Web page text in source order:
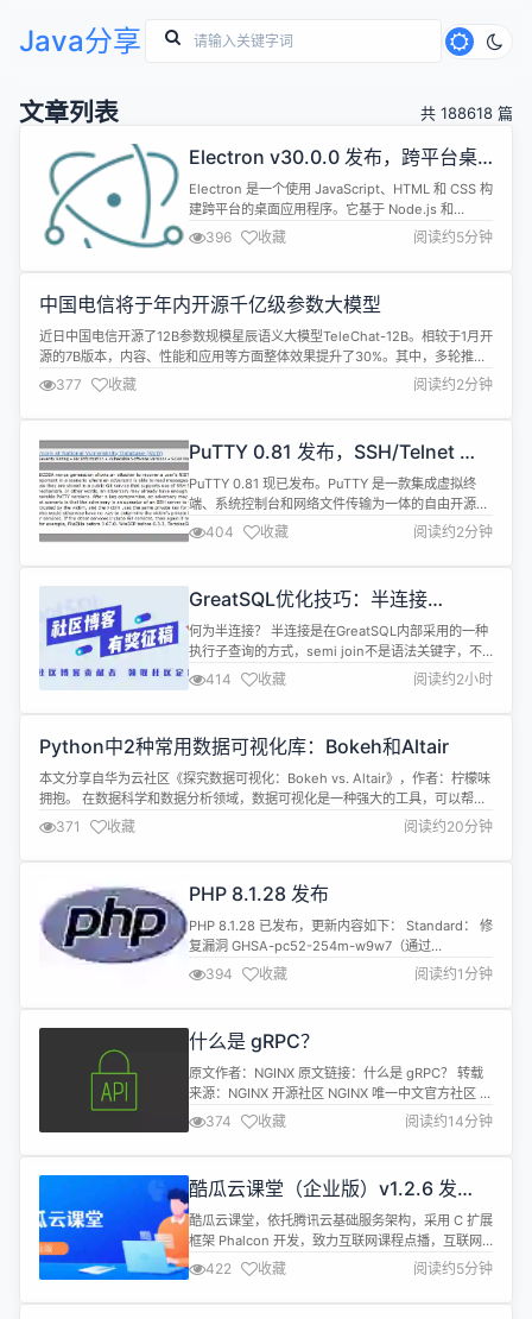
Java分享
文章列表 共 188618 篇
Electron v30.0.0 发布，跨平台桌
面应用开发工具
Electron 是一个使用 JavaScript、HTML 和 CSS 构
建跨平台的桌面应用程序。它基于 Node.js 和
Chromium，被 Atom 编辑器和许多其他应用程序使
用。Electron 兼容 Mac、Windows 和 Linux，可
以构建出三个平台的应用程序。 Electron v30.0.0
396 收藏 阅读约5分钟
中国电信将于年内开源千亿级参数大模型
近日中国电信开源了12B参数规模星辰语义大模型TeleChat-12B。相较于1月开
源的7B版本，内容、性能和应用等方面整体效果提升了30%。其中，多轮推
理、安全问题等领域提升超40%。另外，据了解，中国电信将于年内开源千亿
级参数大模型。 根据介绍，TeleChat-12B将7B版本1.5T训练数据提升至3T，
优化数据清洗、标注策略，持续构建专项任务SFT（...
377 收藏 阅读约2分钟
PuTTY 0.81 发布，SSH/Telnet 程
序
PuTTY 0.81 现已发布。PuTTY 是一款集成虚拟终
端、系统控制台和网络文件传输为一体的自由开源程
序。它支持多种网络协议，包括 SCP，SSH，
Telnet，rlogin 和原始的套接字连接，它也可以连接
到串行端口。其软件名字 “PuTTY” 并没有特殊含
(ecdsa-sha2-n...
404 收藏 阅读约2分钟
GreatSQL优化技巧：半连接
(semijoin)优化
何为半连接？ 半连接是在GreatSQL内部采用的一种
执行子查询的方式，semi join不是语法关键字，不
能像使用inner join、left join、right join这种语法
关键字一样提供给用户来编写SQL语句。 两个表t1表
和t2表进行半连接的含义是：对于t1表的某条记录来
而不关心有多少条记录与之...
414 收藏 阅读约2小时
Python中2种常用数据可视化库：Bokeh和Altair
本文分享自华为云社区《探究数据可视化：Bokeh vs. Altair》，作者：柠檬味
拥抱。 在数据科学和数据分析领域，数据可视化是一种强大的工具，可以帮助
我们更好地理解数据、发现模式和趋势。Python作为一种流行的数据科学工
具，拥有多种数据可视化库。本文将重点比较Bokeh和Altair这两个常用的
Python数据可视化库，探讨它们的优缺点以及在不同场景...
371 收藏 阅读约20分钟
PHP 8.1.28 发布
PHP 8.1.28 已发布，更新内容如下： Standard： 修
复漏洞 GHSA-pc52-254m-w9w7（通过
proc_open 的 $command 参数的类似数组的命令
注入）。（CVE-2024-1874） 修复漏洞 GHSA-
wpj3-hf5j-x4v4（由于部分 CVE-2022-31629 修
394 收藏 阅读约1分钟
​什么是 gRPC？​
原文作者：NGINX 原文链接：什么是 gRPC？ 转载
来源：NGINX 开源社区 NGINX 唯一中文官方社区 ，
尽在nginx.org.cn gRPC（Google Remote
Procedure Call，Google 远程过程调用）是一个高
性能的开源框架。它通过 HTTP/2 实现 API，旨在帮
可能在...
374 收藏 阅读约14分钟
酷瓜云课堂（企业版）v1.2.6 发
布，PHP 在线教育系统
酷瓜云课堂，依托腾讯云基础服务架构，采用 C 扩展
框架 Phalcon 开发，致力互联网课程点播，互联网
课程直播，局域网课程点播，局域网课程直播，垂直
于在线教育解决方案。 更新内容 增加试题挑错 增加
删除和还原用户 增加图文和试卷背景水印 优化待阅
422 收藏 阅读约5分钟